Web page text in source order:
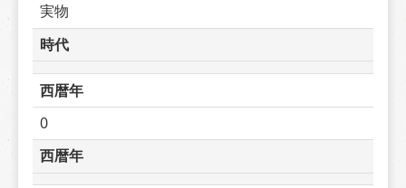
実物
時代
西暦年
0
西暦年